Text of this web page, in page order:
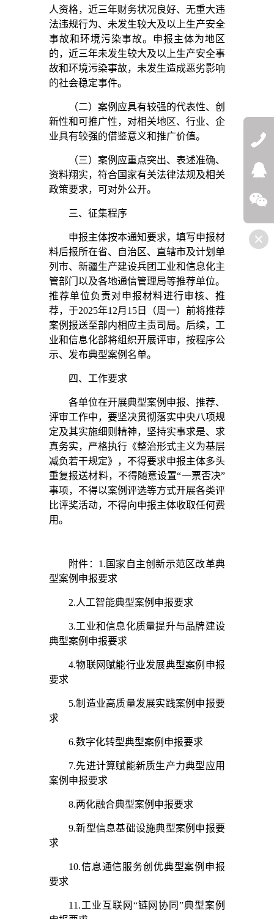
人资格，近三年财务状况良好、无重大违
法违规行为、未发生较大及以上生产安全
事故和环境污染事故。申报主体为地区
的，近三年未发生较大及以上生产安全事
故和环境污染事故，未发生造成恶劣影响
的社会稳定事件。
（二）案例应具有较强的代表性、创
新性和可推广性，对相关地区、行业、企
业具有较强的借鉴意义和推广价值。
（三）案例应重点突出、表述准确、
资料翔实，符合国家有关法律法规及相关
政策要求，可对外公开。
三、征集程序
申报主体按本通知要求，填写申报材
料后报所在省、自治区、直辖市及计划单
列市、新疆生产建设兵团工业和信息化主
管部门以及各地通信管理局等推荐单位。
推荐单位负责对申报材料进行审核、推
荐，于2025年12月15日（周一）前将推荐
案例报送至部内相应主责司局。后续，工
业和信息化部将组织开展评审，按程序公
示、发布典型案例名单。
四、工作要求
各单位在开展典型案例申报、推荐、
评审工作中，要坚决贯彻落实中央八项规
定及其实施细则精神，坚持实事求是、求
真务实，严格执行《整治形式主义为基层
减负若干规定》，不得要求申报主体多头
重复报送材料，不得随意设置“一票否决”
事项，不得以案例评选等方式开展各类评
比评奖活动，不得向申报主体收取任何费
用。
附件：1.国家自主创新示范区改革典
型案例申报要求
2.人工智能典型案例申报要求
3.工业和信息化质量提升与品牌建设
典型案例申报要求
4.物联网赋能行业发展典型案例申报
要求
5.制造业高质量发展实践案例申报要
求
6.数字化转型典型案例申报要求
7.先进计算赋能新质生产力典型应用
案例申报要求
8.两化融合典型案例申报要求
9.新型信息基础设施典型案例申报要
求
10.信息通信服务创优典型案例申报
要求
11.工业互联网“链网协同”典型案例
微信